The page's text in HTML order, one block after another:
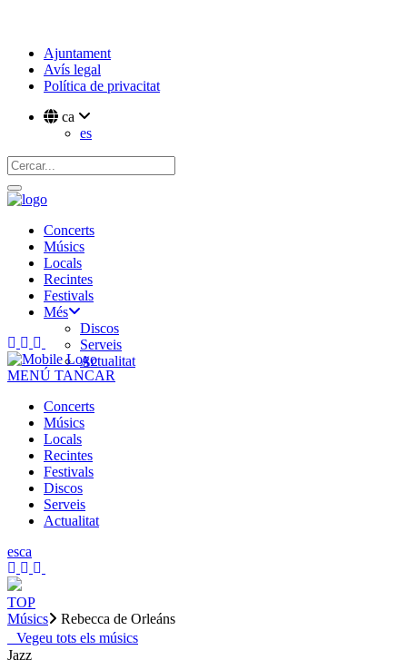
Ajuntament
Avís legal
Política de privacitat
ca
es
Concerts
Músics
Locals
Recintes
Festivals
Més
Discos
Serveis
Actualitat
MENÚ TANCAR
Concerts
Músics
Locals
Recintes
Festivals
Discos
Serveis
Actualitat
esca
TOP
Músics
Rebecca de Orleáns
Vegeu tots els músics
Jazz